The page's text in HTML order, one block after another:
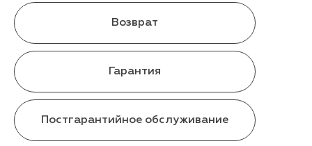
Возврат
Гарантия
Постгарантийное обслуживание